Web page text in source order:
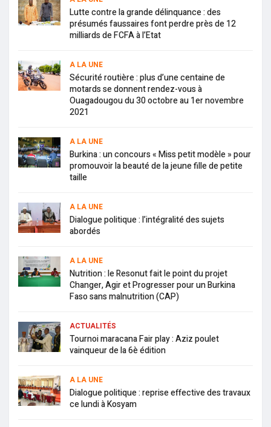
Lutte contre la grande délinquance : des
présumés faussaires font perdre près de 12
milliards de FCFA à l’Etat
A LA UNE
Sécurité routière : plus d’une centaine de
motards se donnent rendez-vous à
Ouagadougou du 30 octobre au 1er novembre
2021
A LA UNE
Burkina : un concours « Miss petit modèle » pour
promouvoir la beauté de la jeune fille de petite
taille
A LA UNE
Dialogue politique : l’intégralité des sujets
abordés
A LA UNE
Nutrition : le Resonut fait le point du projet
Changer, Agir et Progresser pour un Burkina
Faso sans malnutrition (CAP)
ACTUALITÉS
Tournoi maracana Fair play : Aziz poulet
vainqueur de la 6è édition
A LA UNE
Dialogue politique : reprise effective des travaux
ce lundi à Kosyam